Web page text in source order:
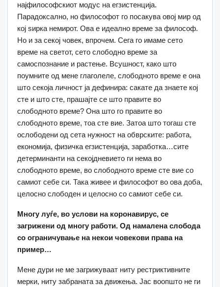
најфилософскиот модус на егзистенција.
Парадоксално, но философот го посакува овој мир од
кој ѕирка немирот. Ова е идеално време за философ.
Но и за секој човек, впрочем. Сега го имаме сето
време на светот, сето слободно време за
самоспознание и растење. Всушност, како што
поумните од мене глаголеле, слободното време е она
што секоја личност ја дефинира: сакате да знаете кој
сте и што сте, прашајте се што правите во
слободното време? Она што го правите во
слободното време, тоа сте вие. Затоа што тогаш сте
ослободени од сета нужност на обврските: работа,
економија, физичка егзистенција, заработка…сите
детерминанти на секојдневието ги нема во
слободното време, во слободното време сте вие со
самиот себе си. Така живее и философот во ова доба,
целосно слободен и целосно со самиот себе си.
Многу луѓе, во услови на коронавирус, се
загрижени од многу работи. Од намалена слобода
со ограничување на некои човекови права на
пример…
Мене дури не ме загрижуваат ниту рестриктивните
мерки, ниту забраната за движења. Јас воопшто не ги